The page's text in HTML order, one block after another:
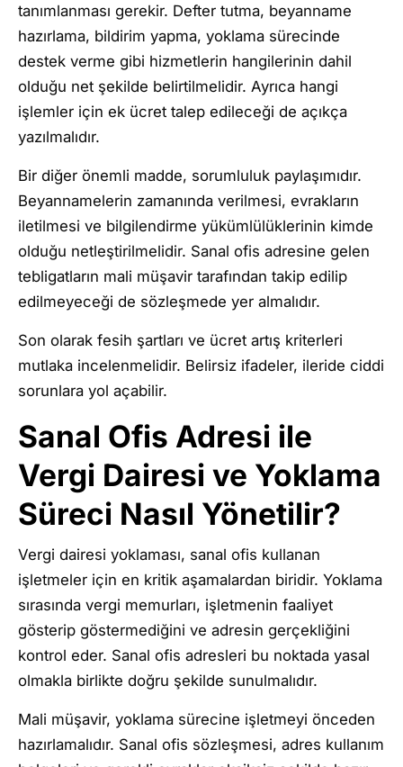
tanımlanması gerekir. Defter tutma, beyanname
hazırlama, bildirim yapma, yoklama sürecinde
destek verme gibi hizmetlerin hangilerinin dahil
olduğu net şekilde belirtilmelidir. Ayrıca hangi
işlemler için ek ücret talep edileceği de açıkça
yazılmalıdır.
Bir diğer önemli madde, sorumluluk paylaşımıdır.
Beyannamelerin zamanında verilmesi, evrakların
iletilmesi ve bilgilendirme yükümlülüklerinin kimde
olduğu netleştirilmelidir. Sanal ofis adresine gelen
tebligatların mali müşavir tarafından takip edilip
edilmeyeceği de sözleşmede yer almalıdır.
Son olarak fesih şartları ve ücret artış kriterleri
mutlaka incelenmelidir. Belirsiz ifadeler, ileride ciddi
sorunlara yol açabilir.
Sanal Ofis Adresi ile
Vergi Dairesi ve Yoklama
Süreci Nasıl Yönetilir?
Vergi dairesi yoklaması, sanal ofis kullanan
işletmeler için en kritik aşamalardan biridir. Yoklama
sırasında vergi memurları, işletmenin faaliyet
gösterip göstermediğini ve adresin gerçekliğini
kontrol eder. Sanal ofis adresleri bu noktada yasal
olmakla birlikte doğru şekilde sunulmalıdır.
Mali müşavir, yoklama sürecine işletmeyi önceden
hazırlamalıdır. Sanal ofis sözleşmesi, adres kullanım